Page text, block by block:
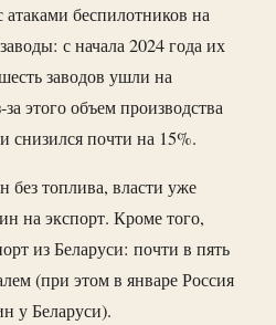
атаками беспилотников на
с начала 2024 года их
заводов ушли на
этого объем производства
снизился почти на 15%.
без топлива, власти уже
на экспорт. Кроме того,
из Беларуси: почти в пять
(при этом в январе Россия
у Беларуси).